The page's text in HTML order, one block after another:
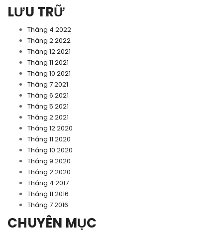
LƯU TRỮ
Tháng 4 2022
Tháng 2 2022
Tháng 12 2021
Tháng 11 2021
Tháng 10 2021
Tháng 7 2021
Tháng 6 2021
Tháng 5 2021
Tháng 2 2021
Tháng 12 2020
Tháng 11 2020
Tháng 10 2020
Tháng 9 2020
Tháng 2 2020
Tháng 4 2017
Tháng 11 2016
Tháng 7 2016
CHUYÊN MỤC